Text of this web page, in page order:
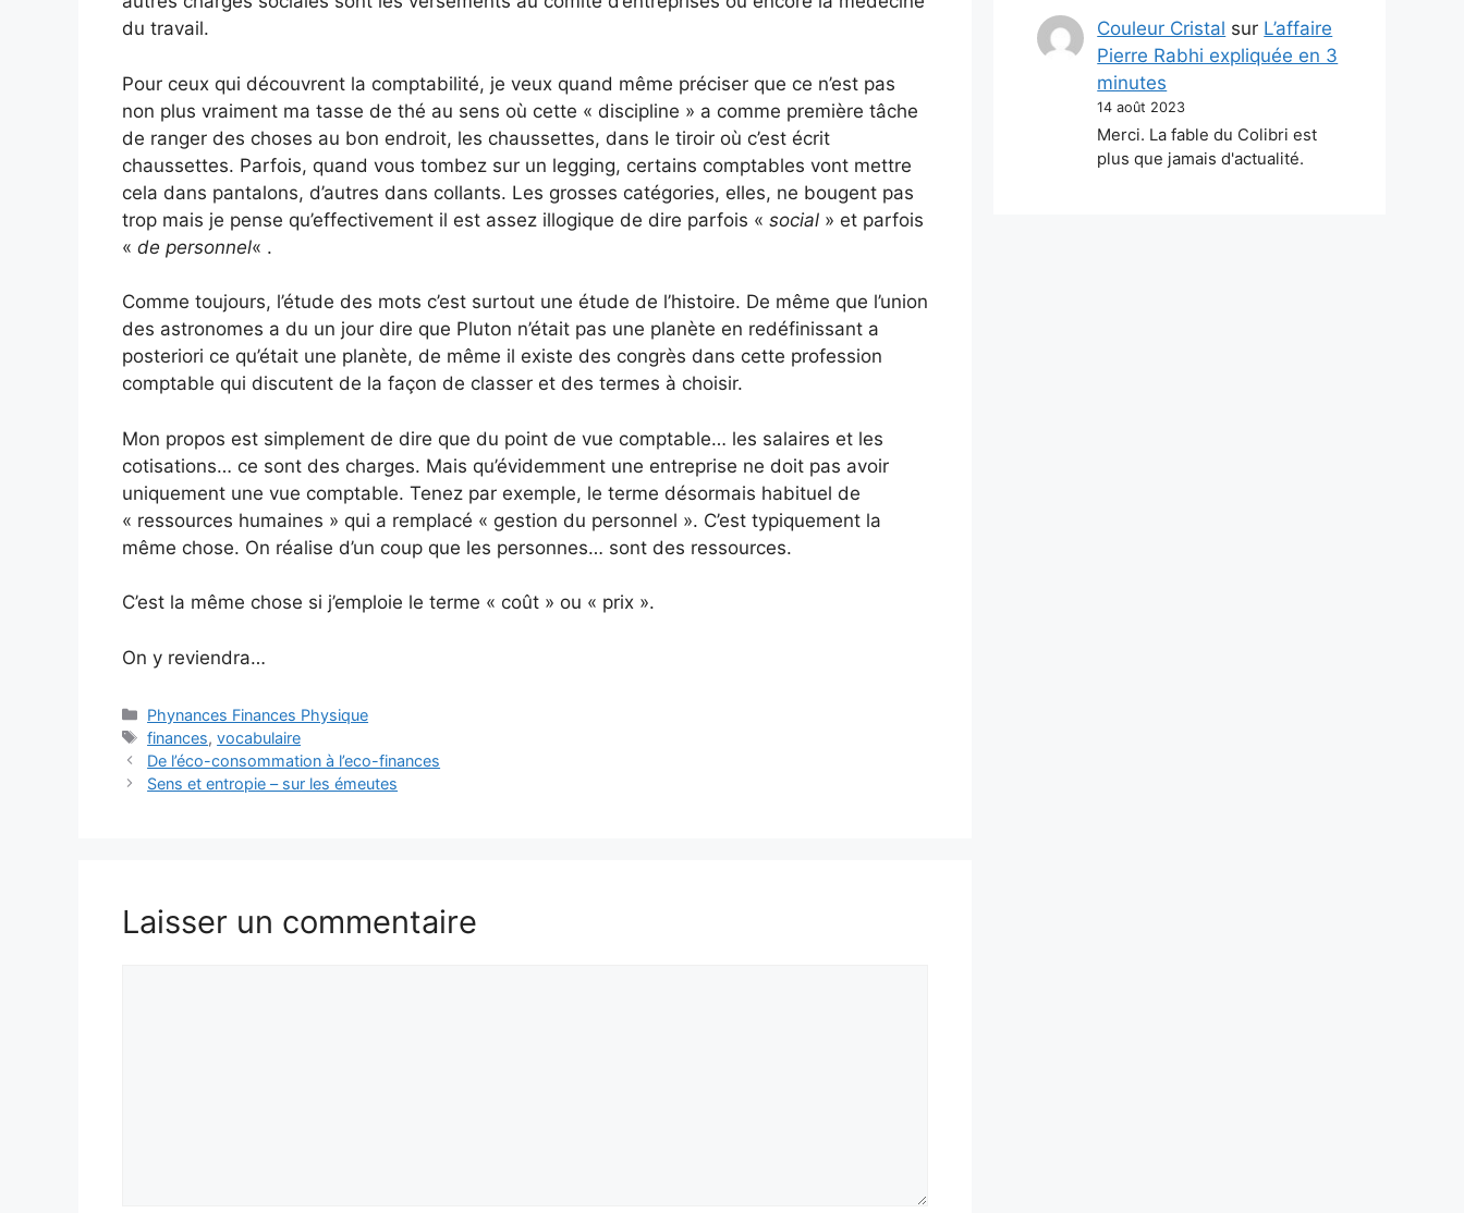
du travail.
Pour ceux qui découvrent la comptabilité, je veux quand même préciser que ce n’est pas
non plus vraiment ma tasse de thé au sens où cette « discipline » a comme première tâche
de ranger des choses au bon endroit, les chaussettes, dans le tiroir où c’est écrit
chaussettes. Parfois, quand vous tombez sur un legging, certains comptables vont mettre
cela dans pantalons, d’autres dans collants. Les grosses catégories, elles, ne bougent pas
trop mais je pense qu’effectivement il est assez illogique de dire parfois « social » et parfois
« de personnel« .
Comme toujours, l’étude des mots c’est surtout une étude de l’histoire. De même que l’union
des astronomes a du un jour dire que Pluton n’était pas une planète en redéfinissant a
posteriori ce qu’était une planète, de même il existe des congrès dans cette profession
comptable qui discutent de la façon de classer et des termes à choisir.
Mon propos est simplement de dire que du point de vue comptable… les salaires et les
cotisations… ce sont des charges. Mais qu’évidemment une entreprise ne doit pas avoir
uniquement une vue comptable. Tenez par exemple, le terme désormais habituel de
« ressources humaines » qui a remplacé « gestion du personnel ». C’est typiquement la
même chose. On réalise d’un coup que les personnes… sont des ressources.
C’est la même chose si j’emploie le terme « coût » ou « prix ».
On y reviendra…
Catégories
Phynances Finances Physique
Étiquettes
finances,vocabulaire
De l’éco-consommation à l’eco-finances
Sens et entropie – sur les émeutes
Laisser un commentaire
Couleur Cristal sur L’affaire
Pierre Rabhi expliquée en 3
minutes
14 août 2023
Merci. La fable du Colibri est
plus que jamais d'actualité.